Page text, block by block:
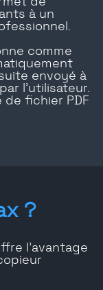
à un
comme
envoyé à
l’utilisateur.
fichier PDF
?
l'avantage